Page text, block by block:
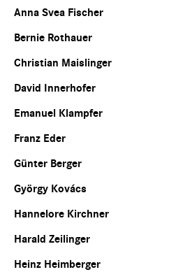
Anna Svea Fischer
Bernie Rothauer
Christian Maislinger
David Innerhofer
Emanuel Klampfer
Franz Eder
Günter Berger
György Kovács
Hannelore Kirchner
Harald Zeilinger
Heinz Heimberger